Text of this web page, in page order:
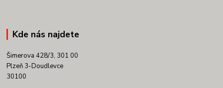
Kde nás najdete
Šimerova 428/3, 301 00
Plzeň 3-Doudlevce
30100